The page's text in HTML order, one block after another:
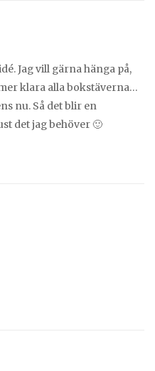
Jag vill gärna hänga på,
klara alla bokstäverna…
nu. Så det blir en
det jag behöver 🙂